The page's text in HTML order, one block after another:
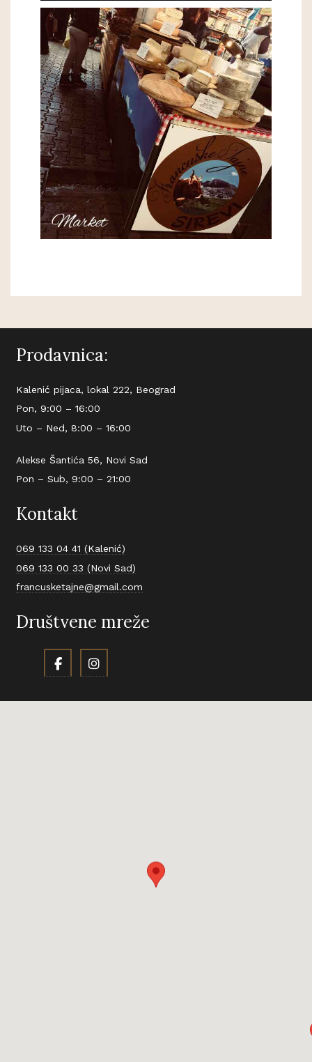
Prodavnica:
Kalenić pijaca, lokal 222, Beograd
Pon, 9:00 – 16:00
Uto – Ned, 8:00 – 16:00
Alekse Šantića 56, Novi Sad
Pon – Sub, 9:00 – 21:00
Kontakt
069 133 04 41 (Kalenić)
069 133 00 33 (Novi Sad)
francusketajne@gmail.com
Društvene mreže